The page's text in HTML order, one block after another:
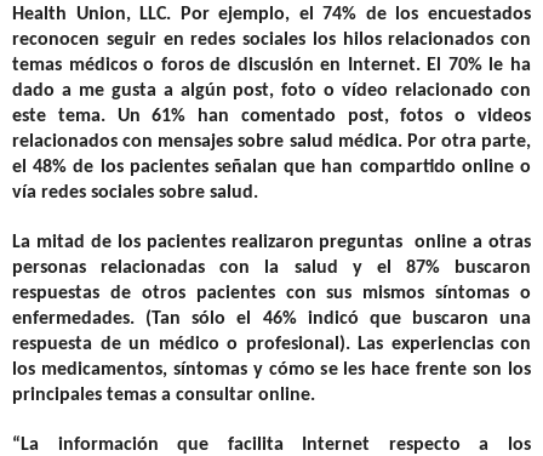
Health Union, LLC. Por ejemplo, el 74% de los encuestados
reconocen seguir en redes sociales los hilos relacionados con
temas médicos o foros de discusión en Internet. El 70% le ha
dado a me gusta a algún post, foto o vídeo relacionado con
este tema. Un 61% han comentado post, fotos o videos
relacionados con mensajes sobre salud médica. Por otra parte,
el 48% de los pacientes señalan que han compartido online o
vía redes sociales sobre salud.
La mitad de los pacientes realizaron preguntas online a otras
personas relacionadas con la salud y el 87% buscaron
respuestas de otros pacientes con sus mismos síntomas o
enfermedades. (Tan sólo el 46% indicó que buscaron una
respuesta de un médico o profesional). Las experiencias con
los medicamentos, síntomas y cómo se les hace frente son los
principales temas a consultar online.
“La información que facilita Internet respecto a los